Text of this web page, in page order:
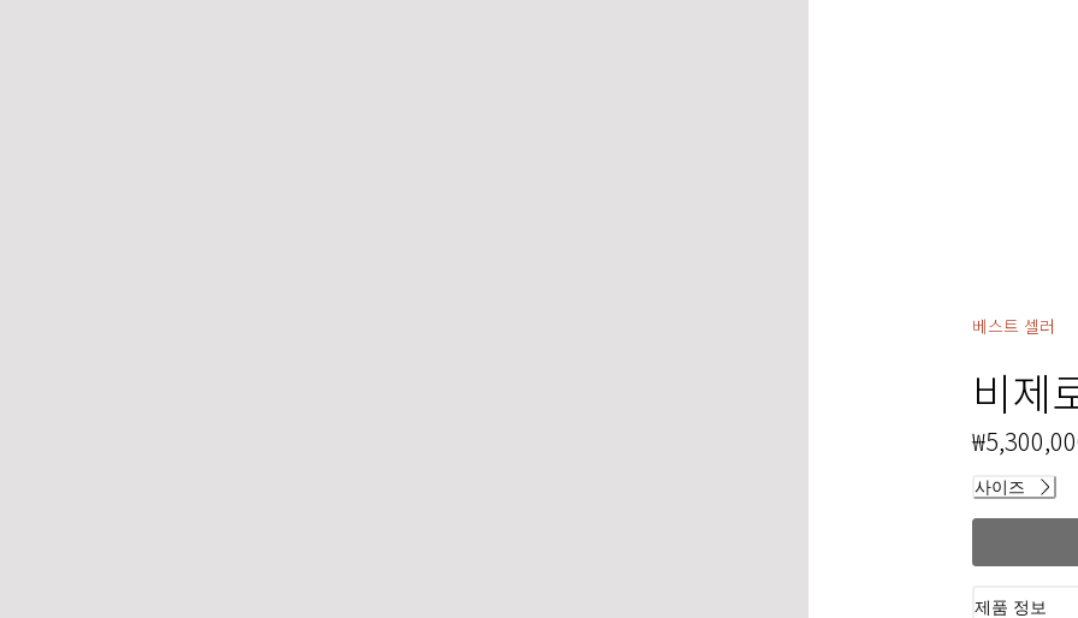
베스트 셀러
비제
현재 가격
사이즈
제품 정보